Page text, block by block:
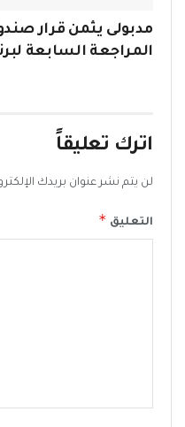
مدبولى يثمن قرار
المراجعة السابعة
اترك تعليقاً
لن يتم نشر عنوان بريدك
التعليق *